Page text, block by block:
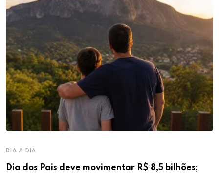
DIA A DIA
Dia dos Pais deve movimentar R$ 8,5 bilhões;